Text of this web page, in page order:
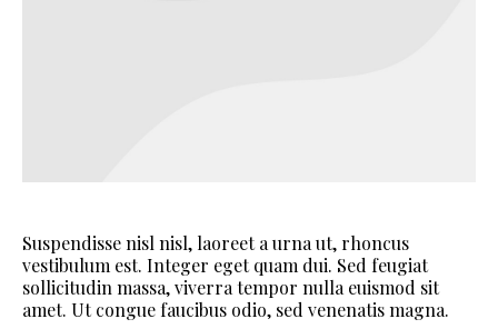
Suspendisse nisl nisl, laoreet a urna ut, rhoncus
vestibulum est. Integer eget quam dui. Sed feugiat
sollicitudin massa, viverra tempor nulla euismod sit
amet. Ut congue faucibus odio, sed venenatis magna.